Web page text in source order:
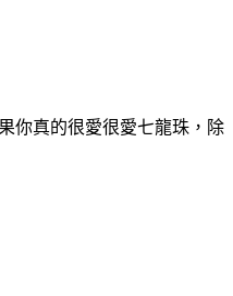
你真的很愛很愛七龍珠，除